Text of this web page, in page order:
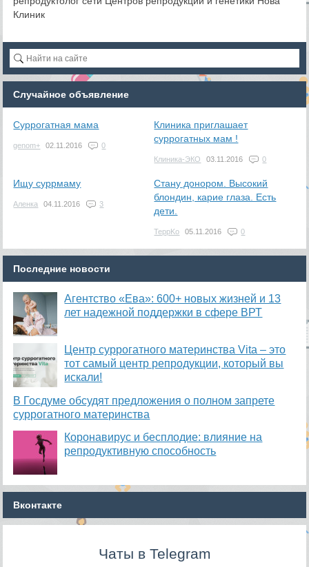
Клиник
Случайное объявление
Суррогатная мама
genom+ 02.11.2016 0
Клиника приглашает
суррогатных мам !
Клиника-ЭКО 03.11.2016 0
Ищу суррмаму
Аленка 04.11.2016 3
Стану донором. Высокий
блондин, карие глаза. Есть
дети.
TeppKo 05.11.2016 0
Последние новости
Агентство «Ева»: 600+ новых жизней и 13
лет надежной поддержки в сфере ВРТ
​Центр суррогатного материнства Vita – это
тот самый центр репродукции, который вы
искали!
В Госдуме обсудят предложения о полном запрете
суррогатного материнства
Коронавирус и бесплодие: влияние на
репродуктивную способность
Вконтакте
Чаты в Telegram